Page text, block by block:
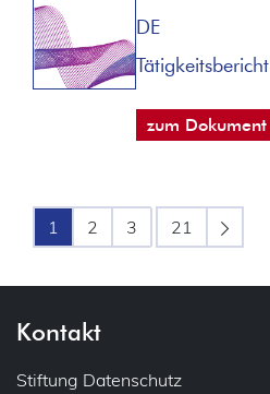
DE
Tätigkeitsbericht
zum Dokument
1 2 3 21
Kontakt
Stiftung Datenschutz